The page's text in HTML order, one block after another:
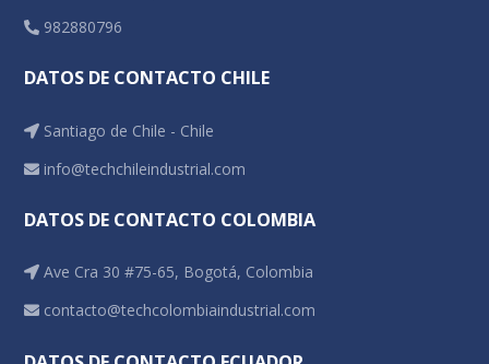
982880796
DATOS DE CONTACTO CHILE
Santiago de Chile - Chile
info@techchileindustrial.com
DATOS DE CONTACTO COLOMBIA
Ave Cra 30 #75-65, Bogotá, Colombia
contacto@techcolombiaindustrial.com